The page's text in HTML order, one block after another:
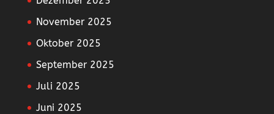
November 2025
Oktober 2025
September 2025
Juli 2025
Juni 2025